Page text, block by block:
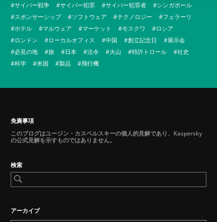
サイバー戦争
サイバー犯罪 サイバー犯罪者
シンガポール
スポンサーシップ
ソフトウェア テクノロジー
フェラーリ
ホテル
マルウェア マーケット モスクワ
ロシア
ロンドン
ローカルオフィス 中国 創立記念日
展示会
必見の地
旅 日本 法令 火山 特許トロール
社史
科学
米国 製品 飛行機
免責事項
このブログはユージン・カスペルスキーの個人的見解であり、Kaspersky
の公式見解を示すものではありません。
検索
アーカイブ